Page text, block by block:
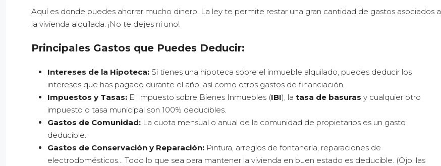
Aquí es donde puedes ahorrar mucho dinero. La ley te permite restar una gran cantidad de gastos asociados a
la vivienda alquilada. ¡No te dejes ni uno!
Principales Gastos que Puedes Deducir:
Intereses de la Hipoteca: Si tienes una hipoteca sobre el inmueble alquilado, puedes deducir los
intereses que has pagado durante el año, así como otros gastos de financiación.
Impuestos y Tasas: El Impuesto sobre Bienes Inmuebles (IBI), la tasa de basuras y cualquier otro
impuesto o tasa municipal son 100% deducibles.
Gastos de Comunidad: La cuota mensual o anual de la comunidad de propietarios es un gasto
deducible.
Gastos de Conservación y Reparación: Pintura, arreglos de fontanería, reparaciones de
electrodomésticos… Todo lo que sea para mantener la vivienda en buen estado es deducible. (Ojo: las